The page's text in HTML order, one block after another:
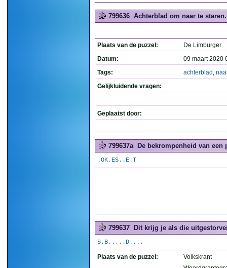
799636 Achterblad om naar te staren.
Plaats van de puzzel:
De Limburger
Datum:
09 maart 2020
Tags:
achterblad ,
Gelijkluidende vragen:
Geplaatst door:
799637a De bekrompenheid van een
.OK.ES..E.T
799637 Dit krijg je als die
S.B.....D....
Plaats van de puzzel:
Volkskrant